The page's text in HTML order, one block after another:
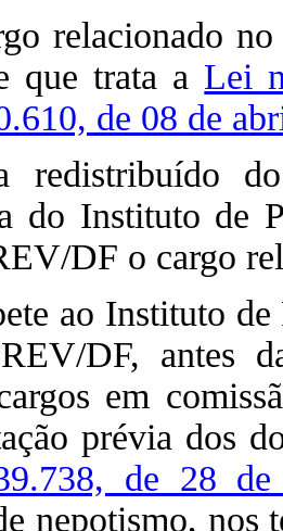
relacionado
que trata a Lei
de 08 de
redistribuído
do Instituto de
DF o cargo
ao Instituto
DF, antes
em
prévia dos
de 28
nepotismo, nos